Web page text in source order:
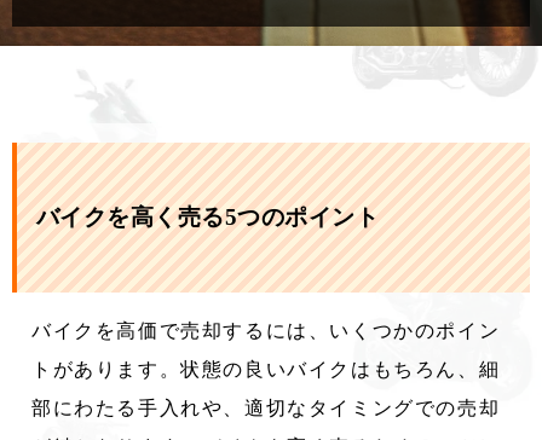
バイクを高く売る5つのポイント
バイクを高価で売却するには、いくつかのポイン
トがあります。状態の良いバイクはもちろん、細
部にわたる手入れや、適切なタイミングでの売却